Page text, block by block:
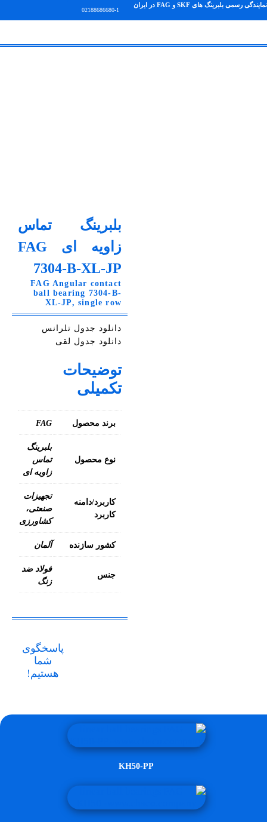
نمایندگی رسمی بلبرینگ های SKF و FAG در ایران
02188686680-1
بلبرینگ تماس
زاویه ای FAG
7304-B-XL-JP
FAG Angular contact
ball bearing 7304-B-
XL-JP, single row
دانلود جدول تلرانس
دانلود جدول لقی
توضیحات
تکمیلی
برند محصول FAG
نوع محصول
بلبرینگ
تماس
زاویه ای
کاربرد/دامنه
کاربرد
تجهیزات
صنعتی،
کشاورزی
کشور سازنده آلمان
جنس
فولاد ضد
زنگ
پاسخگوی
شما
هستیم!
KH50-PP